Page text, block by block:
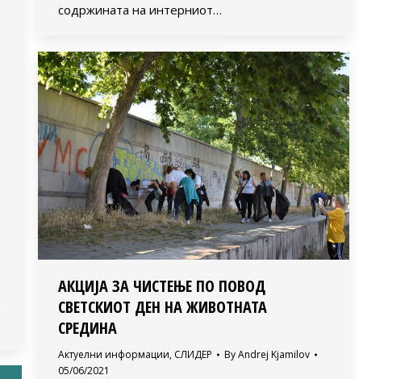
содржината на интерниот…
АКЦИЈА ЗА ЧИСТЕЊЕ ПО ПОВОД
СВЕТСКИОТ ДЕН НА ЖИВОТНАТА
СРЕДИНА
Актуелни информации, СЛИДЕР ByAndrej Kjamilov
05/06/2021